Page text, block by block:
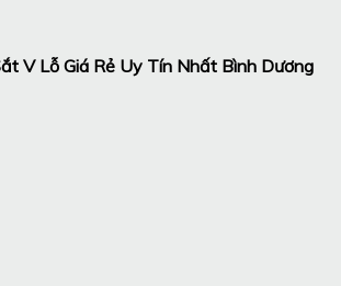
V Lỗ Giá Rẻ Uy Tín Nhất Bình Dương